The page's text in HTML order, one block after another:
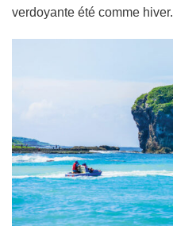
verdoyante été comme hiver.